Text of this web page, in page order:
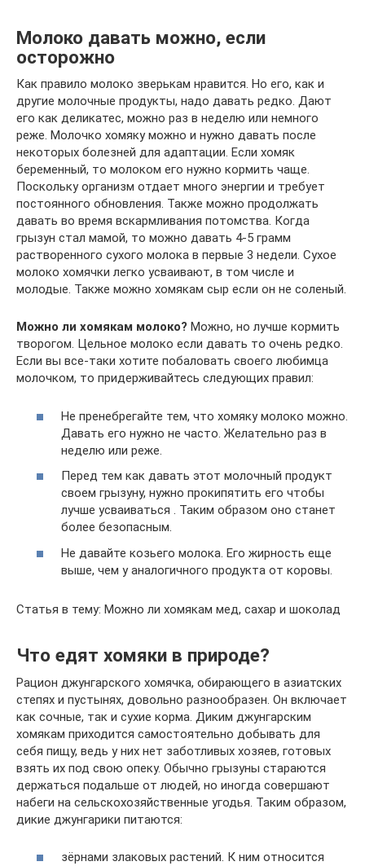
Молоко давать можно, если
осторожно
Как правило молоко зверькам нравится. Но его, как и
другие молочные продукты, надо давать редко. Дают
его как деликатес, можно раз в неделю или немного
реже. Молочко хомяку можно и нужно давать после
некоторых болезней для адаптации. Если хомяк
беременный, то молоком его нужно кормить чаще.
Поскольку организм отдает много энергии и требует
постоянного обновления. Также можно продолжать
давать во время вскармливания потомства. Когда
грызун стал мамой, то можно давать 4-5 грамм
растворенного сухого молока в первые 3 недели. Сухое
молоко хомячки легко усваивают, в том числе и
молодые. Также можно хомякам сыр если он не соленый.
Можно ли хомякам молоко? Можно, но лучше кормить
творогом. Цельное молоко если давать то очень редко.
Если вы все-таки хотите побаловать своего любимца
молочком, то придерживайтесь следующих правил:
Не пренебрегайте тем, что хомяку молоко можно.
Давать его нужно не часто. Желательно раз в
неделю или реже.
Перед тем как давать этот молочный продукт
своем грызуну, нужно прокипятить его чтобы
лучше усваиваться . Таким образом оно станет
более безопасным.
Не давайте козьего молока. Его жирность еще
выше, чем у аналогичного продукта от коровы.
Статья в тему: Можно ли хомякам мед, сахар и шоколад
Что едят хомяки в природе?
Рацион джунгарского хомячка, обирающего в азиатских
степях и пустынях, довольно разнообразен. Он включает
как сочные, так и сухие корма. Диким джунгарским
хомякам приходится самостоятельно добывать для
себя пищу, ведь у них нет заботливых хозяев, готовых
взять их под свою опеку. Обычно грызуны стараются
держаться подальше от людей, но иногда совершают
набеги на сельскохозяйственные угодья. Таким образом,
дикие джунгарики питаются:
зёрнами злаковых растений. К ним относится